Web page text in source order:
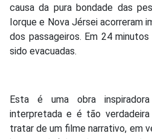
causa da pura bondade das
Iorque e Nova Jérsei acorreram
dos passageiros. Em 24
sido evacuadas.
Esta é uma obra
interpretada e é tão
tratar de um filme narrativo, em